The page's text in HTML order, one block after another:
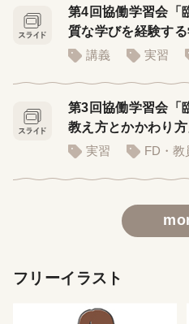
第4回協働学習会「
質な学びを経験する
講義
実習
第3回協働学習会「
教え方とかかわり方
実習
FD・教
フリーイラスト